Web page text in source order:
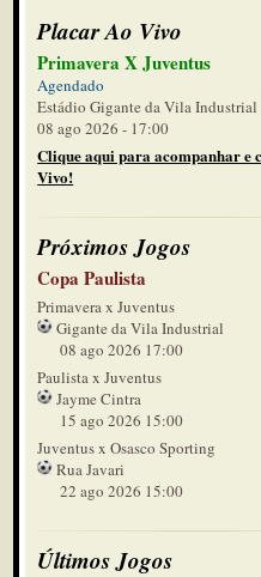
Placar Ao Vivo
Primavera X Juventus
Agendado
Estádio Gigante da Vila Industrial
08 ago 2026 - 17:00
Clique aqui para acompanhar e
Vivo!
Próximos Jogos
Copa Paulista
Primavera x Juventus
Gigante da Vila Industrial
08 ago 2026 17:00
Paulista x Juventus
Jayme Cintra
15 ago 2026 15:00
Juventus x Osasco Sporting
Rua Javari
22 ago 2026 15:00
Últimos Jogos